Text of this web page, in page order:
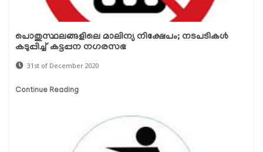
പൊതുസ്ഥലങ്ങളിലെ മാലിന്യ നിക്ഷേപം; നടപടികള്‍
കടുപ്പിച്ച് കട്ടപ്പന നഗരസഭ
31st of December 2020
Continue Reading